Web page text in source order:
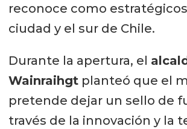
reconoce como
ciudad y el sur de Chile.
Durante la apertura, el
Wainraihgtplanteó que el
pretende dejar un sello de
través de la innovación y la